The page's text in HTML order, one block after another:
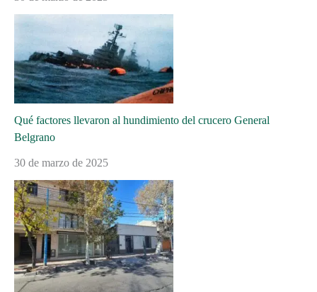
Qué factores llevaron al hundimiento del crucero General
Belgrano
30 de marzo de 2025